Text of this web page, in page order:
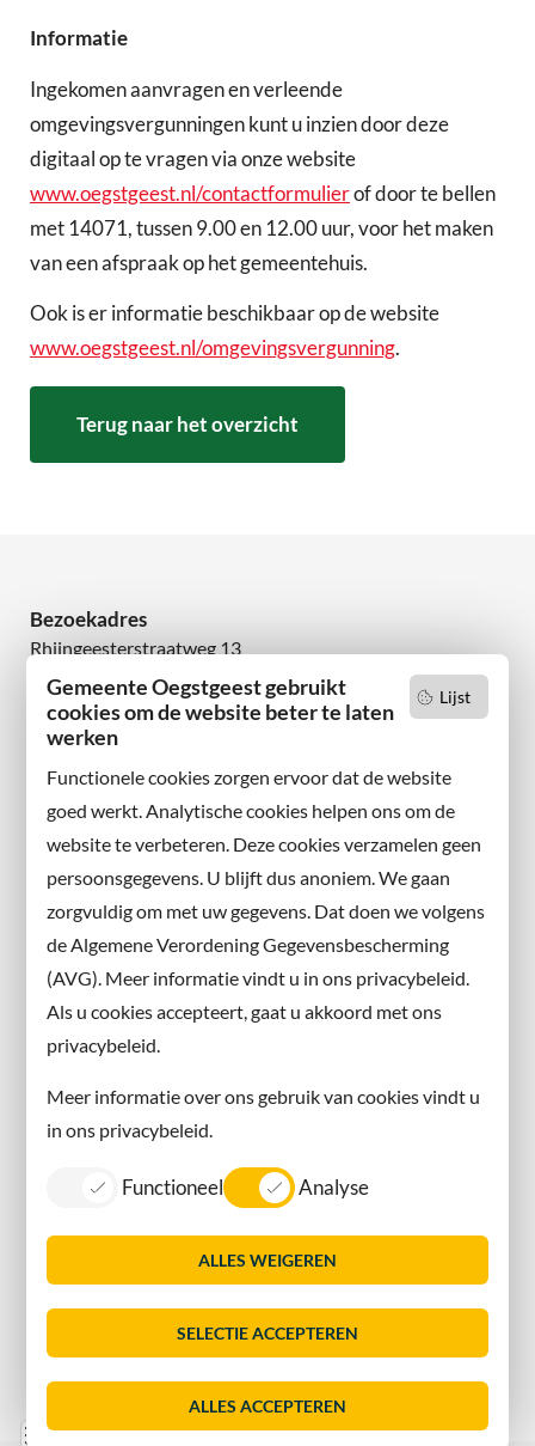
Lijst
Gemeente Oegstgeest gebruikt
cookies om de website beter te laten
werken
Functionele cookies zorgen ervoor dat de website
goed werkt. Analytische cookies helpen ons om de
website te verbeteren. Deze cookies verzamelen geen
persoonsgegevens. U blijft dus anoniem. We gaan
zorgvuldig om met uw gegevens. Dat doen we volgens
de Algemene Verordening Gegevensbescherming
(AVG). Meer informatie vindt u in ons privacybeleid.
Als u cookies accepteert, gaat u akkoord met ons
privacybeleid.
Meer informatie over ons gebruik van cookies vindt u
in ons privacybeleid.
Functioneel Analyse
ALLES WEIGEREN
SELECTIE ACCEPTEREN
ALLES ACCEPTEREN
LijstConsent
Informatie
Ingekomen aanvragen en verleende
omgevingsvergunningen kunt u inzien door deze
digitaal op te vragen via onze website
www.oegstgeest.nl/contactformulierof door te bellen
met 14071, tussen 9.00 en 12.00 uur, voor het maken
van een afspraak op het gemeentehuis.
Ook is er informatie beschikbaar op de website
www.oegstgeest.nl/omgevingsvergunning.
Terug naar het overzicht
Bezoekadres
Rhijngeesterstraatweg 13
2342 AN Oegstgeest
Wilt u niets missen?
en volg ons ook op sociale media.
Facebook
X
Instagram
Contact met de gemeente
Contact
Information in English
Sitemap
Toegankelijkheid
Servicenormen
Dorpsmarketing Oegstgeest